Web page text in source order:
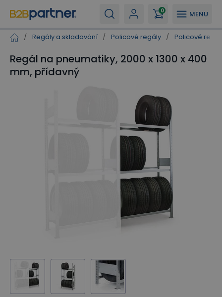
MENU
0
/ Regály a skladování / Policové regály / Policové
Regál na pneumatiky, 2000 x 1300 x 400
mm, přídavný